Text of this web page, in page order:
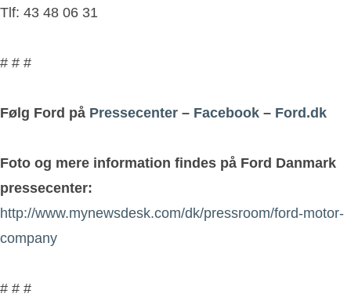
Tlf: 43 48 06 31
# # #
Følg Ford på Pressecenter – Facebook – Ford.dk
Foto og mere information findes på Ford Danmark
pressecenter:
http://www.mynewsdesk.com/dk/pressroom/ford-motor-
company
# # #